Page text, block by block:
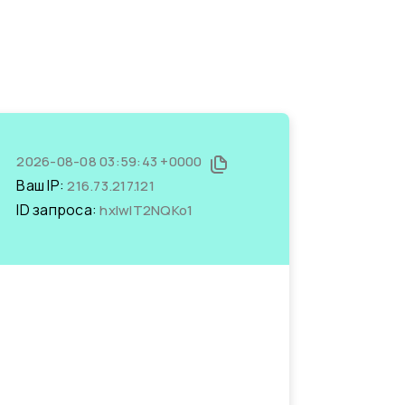
2026-08-08 03:59:43 +0000
Ваш IP:216.73.217.121
ID запроса:hxIwIT2NQKo1